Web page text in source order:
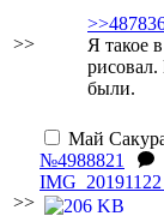
>>
Я такое
были.
>>
Май
№4988821